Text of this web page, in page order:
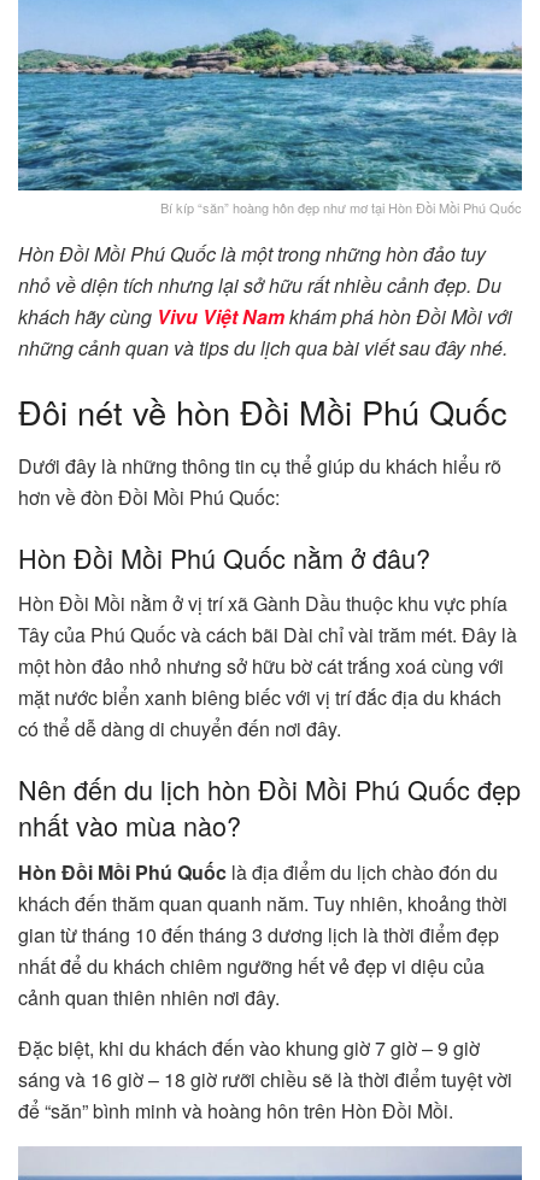
Bí kíp “săn” hoàng hôn đẹp như mơ tại Hòn Đồi Mồi Phú Quốc
Hòn Đồi Mồi Phú Quốc là một trong những hòn đảo tuy
nhỏ về diện tích nhưng lại sở hữu rất nhiều cảnh đẹp. Du
khách hãy cùng Vivu Việt Namkhám phá hòn Đồi Mồi với
những cảnh quan và tips du lịch qua bài viết sau đây nhé.
Đôi nét về hòn Đồi Mồi Phú Quốc
Dưới đây là những thông tin cụ thể giúp du khách hiểu rõ
hơn về đòn Đồi Mồi Phú Quốc:
Hòn Đồi Mồi Phú Quốc nằm ở đâu?
Hòn Đồi Mồi nằm ở vị trí xã Gành Dầu thuộc khu vực phía
Tây của Phú Quốc và cách bãi Dài chỉ vài trăm mét. Đây là
một hòn đảo nhỏ nhưng sở hữu bờ cát trắng xoá cùng với
mặt nước biển xanh biêng biếc với vị trí đắc địa du khách
có thể dễ dàng di chuyển đến nơi đây.
Nên đến du lịch hòn Đồi Mồi Phú Quốc đẹp
nhất vào mùa nào?
Hòn Đồi Mồi Phú Quốc là địa điểm du lịch chào đón du
khách đến thăm quan quanh năm. Tuy nhiên, khoảng thời
gian từ tháng 10 đến tháng 3 dương lịch là thời điểm đẹp
nhất để du khách chiêm ngưỡng hết vẻ đẹp vi diệu của
cảnh quan thiên nhiên nơi đây.
Đặc biệt, khi du khách đến vào khung giờ 7 giờ – 9 giờ
sáng và 16 giờ – 18 giờ rưỡi chiều sẽ là thời điểm tuyệt vời
để “săn” bình minh và hoàng hôn trên Hòn Đồi Mồi.